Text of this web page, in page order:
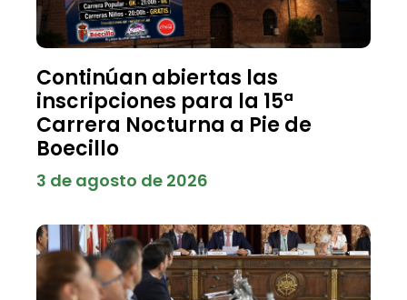
Continúan abiertas las
inscripciones para la 15ª
Carrera Nocturna a Pie de
Boecillo
3 de agosto de 2026